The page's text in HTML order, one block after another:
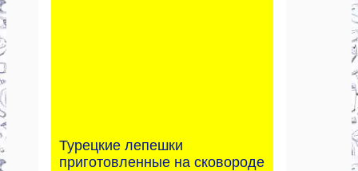
Турецкие лепешки
приготовленные на сковороде